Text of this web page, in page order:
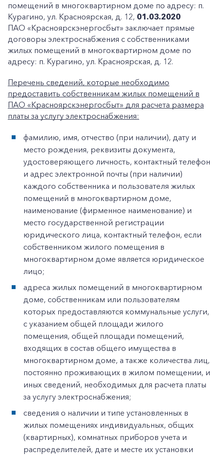
помещений в многоквартирном доме по адресу: п.
Курагино, ул. Красноярская, д. 12, 01.03.2020
ПАО «Красноярскэнергосбыт» заключает прямые
договоры электроснабжения с собственниками
жилых помещений в многоквартирном доме по
адресу: п. Курагино, ул. Красноярская, д. 12.
Перечень сведений, которые необходимо
предоставить собственникам жилых помещений в
ПАО «Красноярскэнергосбыт» для расчета размера
платы за услугу электроснабжения:
фамилию, имя, отчество (при наличии), дату и
место рождения, реквизиты документа,
удостоверяющего личность, контактный телефон
и адрес электронной почты (при наличии)
каждого собственника и пользователя жилых
помещений в многоквартирном доме,
наименование (фирменное наименование) и
место государственной регистрации
юридического лица, контактный телефон, если
собственником жилого помещения в
многоквартирном доме является юридическое
лицо;
адреса жилых помещений в многоквартирном
доме, собственникам или пользователям
которых предоставляются коммунальные услуги,
с указанием общей площади жилого
помещения, общей площади помещений,
входящих в состав общего имущества в
многоквартирном доме, а также количества лиц,
постоянно проживающих в жилом помещении, и
иных сведений, необходимых для расчета платы
за услугу электроснабжения;
сведения о наличии и типе установленных в
жилых помещениях индивидуальных, общих
(квартирных), комнатных приборов учета и
распределителей, дате и месте их установки